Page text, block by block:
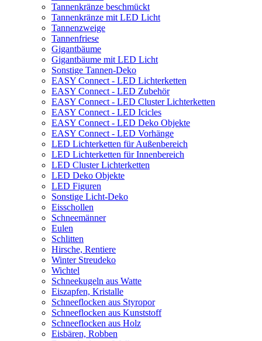
Tannenkränze beschmückt
Tannenkränze mit LED Licht
Tannenzweige
Tannenfriese
Gigantbäume
Gigantbäume mit LED Licht
Sonstige Tannen-Deko
EASY Connect - LED Lichterketten
EASY Connect - LED Zubehör
EASY Connect - LED Cluster Lichterketten
EASY Connect - LED Icicles
EASY Connect - LED Deko Objekte
EASY Connect - LED Vorhänge
LED Lichterketten für Außenbereich
LED Lichterketten für Innenbereich
LED Cluster Lichterketten
LED Deko Objekte
LED Figuren
Sonstige Licht-Deko
Eisschollen
Schneemänner
Eulen
Schlitten
Hirsche, Rentiere
Winter Streudeko
Wichtel
Schneekugeln aus Watte
Eiszapfen, Kristalle
Schneeflocken aus Styropor
Schneeflocken aus Kunststoff
Schneeflocken aus Holz
Eisbären, Robben